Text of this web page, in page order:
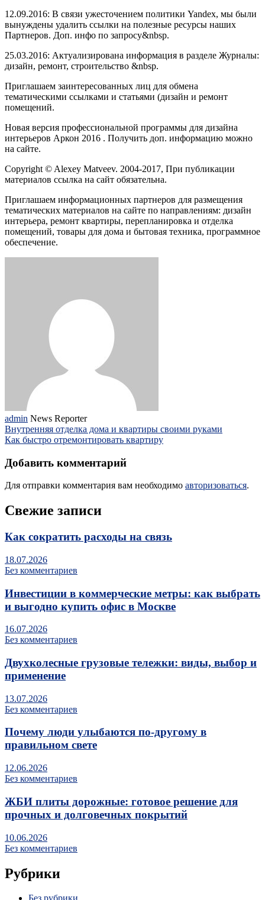
12.09.2016: В связи ужесточением политики Yandex, мы были
вынуждены удалить ссылки на полезные ресурсы наших
Партнеров. Доп. инфо по запросу&nbsp.
25.03.2016: Актуализирована информация в разделе Журналы:
дизайн, ремонт, строительство &nbsp.
Приглашаем заинтересованных лиц для обмена
тематическими ссылками и статьями (дизайн и ремонт
помещений.
Новая версия профессиональной программы для дизайна
интерьеров Аркон 2016 . Получить доп. информацию можно
на сайте.
Copyright © Alexey Matveev. 2004-2017, При публикации
материалов ссылка на сайт обязательна.
Приглашаем информационных партнеров для размещения
тематических материалов на сайте по направлениям: дизайн
интерьера, ремонт квартиры, перепланировка и отделка
помещений, товары для дома и бытовая техника, программное
обеспечение.
admin News Reporter
Внутренняя отделка дома и квартиры своими руками
Как быстро отремонтировать квартиру
Добавить комментарий
Для отправки комментария вам необходимо авторизоваться.
Свежие записи
Как сократить расходы на связь
18.07.2026
Без комментариев
Инвестиции в коммерческие метры: как выбрать
и выгодно купить офис в Москве
16.07.2026
Без комментариев
Двухколесные грузовые тележки: виды, выбор и
применение
13.07.2026
Без комментариев
Почему люди улыбаются по‑другому в
правильном свете
12.06.2026
Без комментариев
ЖБИ плиты дорожные: готовое решение для
прочных и долговечных покрытий
10.06.2026
Без комментариев
Рубрики